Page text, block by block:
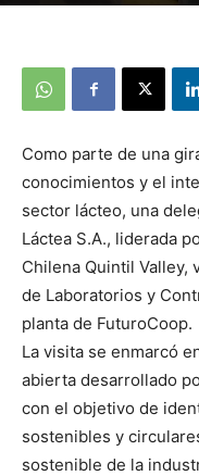
Como parte de una
conocimientos y el
sector lácteo, una
Láctea S.A., liderada
Chilena Quintil Valley,
de Laboratorios y
planta de FuturoCoop.
La visita se enmarcó
abierta desarrollado
con el objetivo de
sostenibles y
sostenible de la